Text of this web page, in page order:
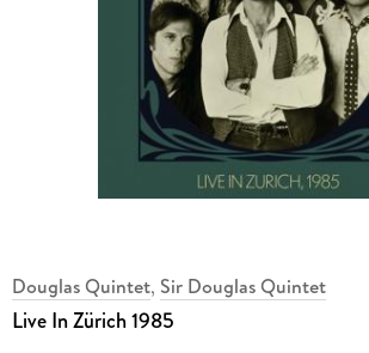
Douglas Quintet, Sir Douglas Quintet
Live In Zürich 1985